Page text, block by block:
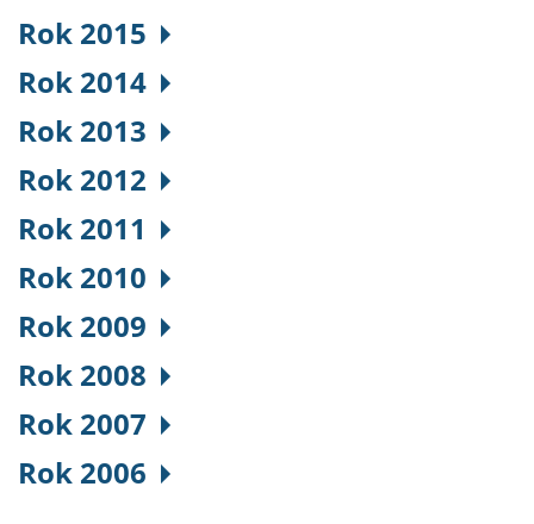
Rok 2015
Rok 2014
Rok 2013
Rok 2012
Rok 2011
Rok 2010
Rok 2009
Rok 2008
Rok 2007
Rok 2006